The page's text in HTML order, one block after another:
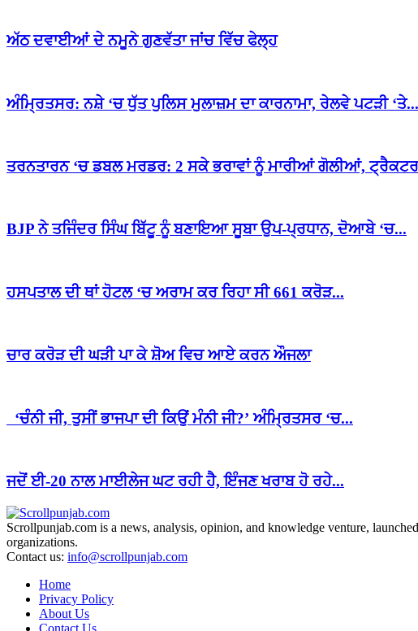
ਅੱਠ ਦਵਾਈਆਂ ਦੇ ਨਮੂਨੇ ਗੁਣਵੱਤਾ ਜਾਂਚ ਵਿੱਚ ਫੇਲ੍ਹ
ਅੰਮ੍ਰਿਤਸਰ: ਨਸ਼ੇ ‘ਚ ਧੁੱਤ ਪੁਲਿਸ ਮੁਲਾਜ਼ਮ ਦਾ ਕਾਰਨਾਮਾ, ਰੇਲਵੇ ਪਟੜੀ ‘ਤੇ...
ਤਰਨਤਾਰਨ ‘ਚ ਡਬਲ ਮਰਡਰ: 2 ਸਕੇ ਭਰਾਵਾਂ ਨੂੰ ਮਾਰੀਆਂ ਗੋਲੀਆਂ,
BJP ਨੇ ਤਜਿੰਦਰ ਸਿੰਘ ਬਿੱਟੂ ਨੂੰ ਬਣਾਇਆ ਸੂਬਾ ਉਪ-ਪ੍ਰਧਾਨ, ਦੋਆਬੇ ‘ਚ...
ਹਸਪਤਾਲ ਦੀ ਥਾਂ ਹੋਟਲ ‘ਚ ਅਰਾਮ ਕਰ ਰਿਹਾ ਸੀ 661 ਕਰੋੜ...
ਚਾਰ ਕਰੋੜ ਦੀ ਘੜੀ ਪਾ ਕੇ ਸ਼ੋਅ ਵਿਚ ਆਏ ਕਰਨ ਔਜਲਾ
‘ਚੰਨੀ ਜੀ, ਤੁਸੀਂ ਭਾਜਪਾ ਦੀ ਕਿਉਂ ਮੰਨੀ ਜੀ?’ ਅੰਮ੍ਰਿਤਸਰ ‘ਚ...
ਜਦੋਂ ਈ-20 ਨਾਲ ਮਾਈਲੇਜ ਘਟ ਰਹੀ ਹੈ, ਇੰਜਣ ਖਰਾਬ ਹੋ ਰਹੇ...
Scrollpunjab.com is a news, analysis, opinion, and knowledge venture,
organizations.
Contact us: info@scrollpunjab.com
Home
Privacy Policy
About Us
Contact Us